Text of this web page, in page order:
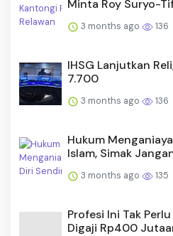
Minta Roy Suryo-
3 months ago 136
IHSG Lanjutkan
7.700
3 months ago 136
Hukum
Islam, Simak
3 months ago 135
Profesi Ini Tak
Digaji Rp400